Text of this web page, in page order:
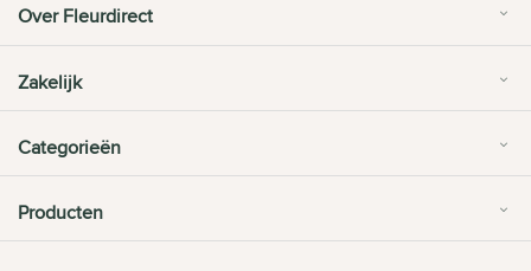
Over Fleurdirect
Zakelijk
Categorieën
Producten